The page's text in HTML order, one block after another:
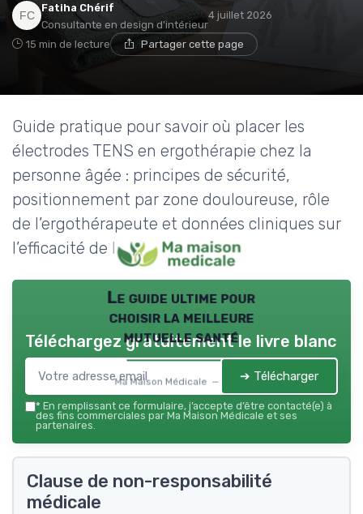
Fatiha Chérif
Consultante en design d'intérieur
4 juillet 2026
15 min de lecture Partager cette page
Guide pratique pour savoir où placer les
électrodes TENS en ergothérapie chez la
personne âgée : principes de sécurité,
positionnement par zone douloureuse, rôle
de l’ergothérapeute et données cliniques sur
l’efficacité de la TENS.
Le guide ultime pour
choisir la meilleure
mutuelle santé
Ma Maison Médicale — 2026
Téléchargez gratuitement le livre blanc
➔ Télécharger
* En remplissant ce formulaire, j’accepte d’être contacté(e) à
des fins commerciales par Ma Maison Médicale et ses
partenaires.
Clause de non-responsabilité
médicale